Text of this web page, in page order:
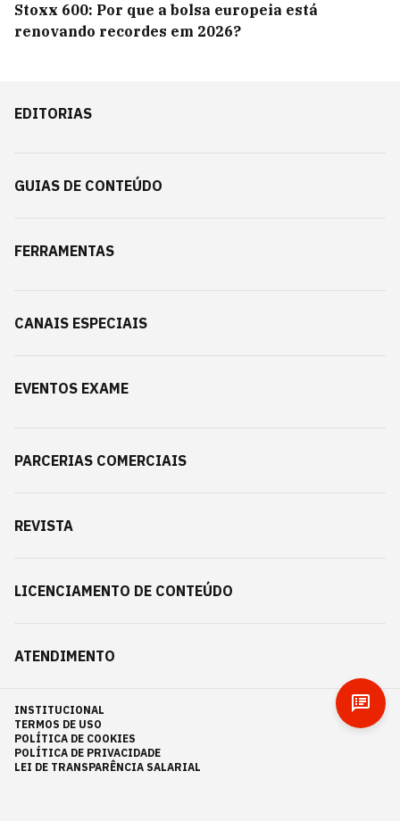
Stoxx 600: Por que a bolsa europeia está
renovando recordes em 2026?
EDITORIAS
GUIAS DE CONTEÚDO
FERRAMENTAS
CANAIS ESPECIAIS
EVENTOS EXAME
PARCERIAS COMERCIAIS
REVISTA
LICENCIAMENTO DE CONTEÚDO
ATENDIMENTO
INSTITUCIONAL
TERMOS DE USO
POLÍTICA DE COOKIES
POLÍTICA DE PRIVACIDADE
LEI DE TRANSPARÊNCIA SALARIAL